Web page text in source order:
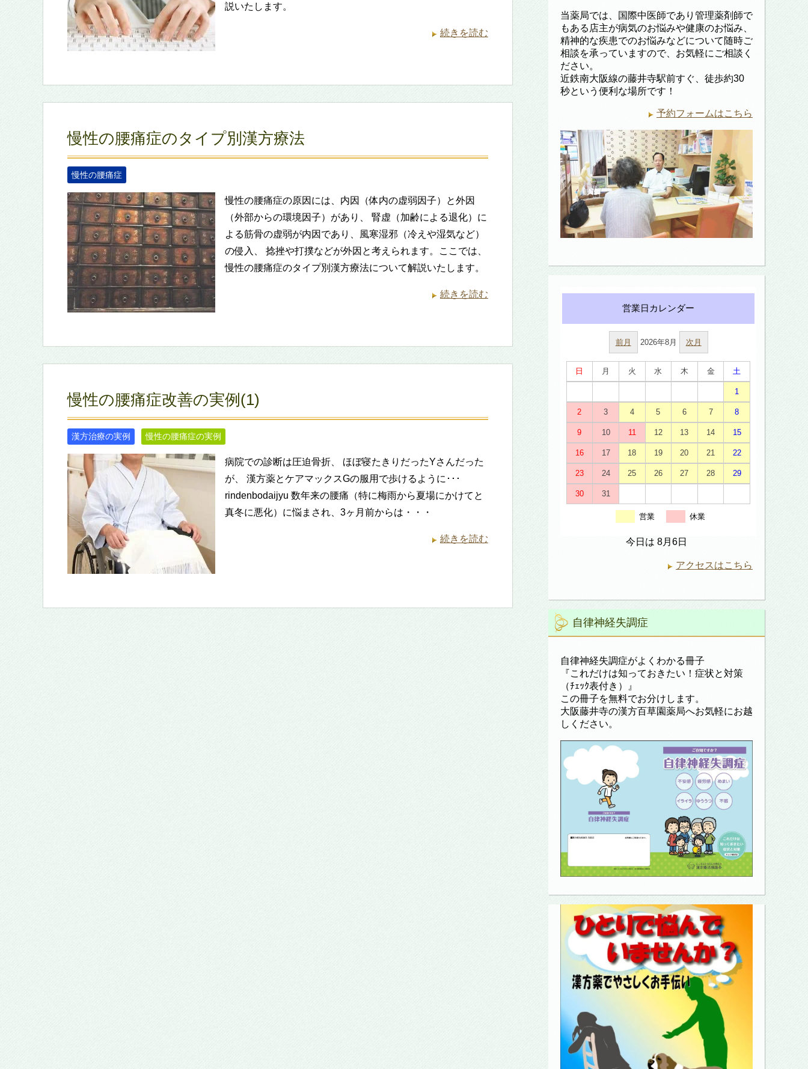
説いたします。
続きを読む
慢性の腰痛症のタイプ別漢方療法
慢性の腰痛症
慢性の腰痛症の原因には、内因（体内の虚弱因子）と外因
（外部からの環境因子）があり、 腎虚（加齢による退化）に
よる筋骨の虚弱が内因であり、風寒湿邪（冷えや湿気など）
の侵入、 捻挫や打撲などが外因と考えられます。ここでは、
慢性の腰痛症のタイプ別漢方療法について解説いたします。
続きを読む
慢性の腰痛症改善の実例(1)
漢方治療の実例 慢性の腰痛症の実例
病院での診断は圧迫骨折、 ほぼ寝たきりだったYさんだった
が、 漢方薬とケアマックスGの服用で歩けるように･･･
rindenbodaijyu 数年来の腰痛（特に梅雨から夏場にかけてと
真冬に悪化）に悩まされ、3ヶ月前からは・・・
続きを読む
当薬局では、国際中医師であり管理薬剤師で
もある店主が病気のお悩みや健康のお悩み、
精神的な疾患でのお悩みなどについて随時ご
相談を承っていますので、お気軽にご相談く
ださい。
近鉄南大阪線の藤井寺駅前すぐ、徒歩約30
秒という便利な場所です！
予約フォームはこちら
前月 2026年8月 次月
日 月 火 水 木 金 土
1
2 3 4 5 6 7 8
9 10 11 12 13 14 15
16 17 18 19 20 21 22
23 24 25 26 27 28 29
30 31
営業 休業
今日は 8月6日
アクセスはこちら
自律神経失調症
自律神経失調症がよくわかる冊子
『これだけは知っておきたい！症状と対策
（ﾁｪｯｸ表付き）』
この冊子を無料でお分けします。
大阪藤井寺の漢方百草園薬局へお気軽にお越
しください。